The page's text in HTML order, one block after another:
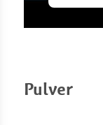
Pulver